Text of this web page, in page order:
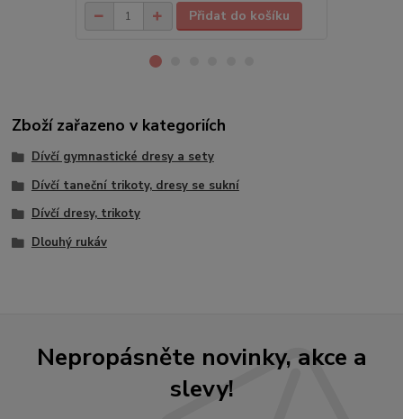
Přidat do košíku
Zboží zařazeno v kategoriích
Dívčí gymnastické dresy a sety
Dívčí taneční trikoty, dresy se sukní
Dívčí dresy, trikoty
Dlouhý rukáv
Nepropásněte novinky, akce a
slevy!